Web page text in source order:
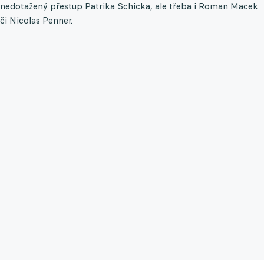
nedotažený přestup Patrika Schicka, ale třeba i Roman Macek
či Nicolas Penner.